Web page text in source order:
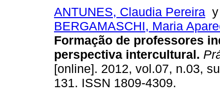
ANTUNES, Claudia Pereira
BERGAMASCHI, Maria
Formação de professores
perspectiva intercultural.
[online]. 2012, vol.07, n.03,
131. ISSN 1809-4309.